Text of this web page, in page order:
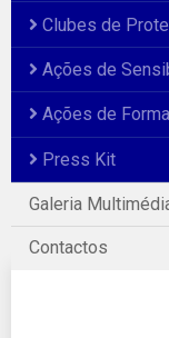
Clubes de
Ações de
Ações de
Press Kit
Galeria
Contactos
Galeria